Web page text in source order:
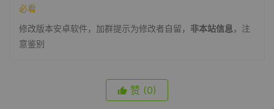
必看
修改版本安卓软件，加群提示为修改者自留， 非本站信息，注
意鉴别
赞 (0)